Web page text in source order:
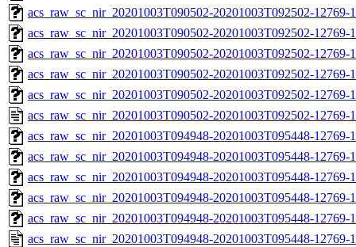
acs_raw_sc_nir_20201003T090502-20201003T092502-
acs_raw_sc_nir_20201003T090502-20201003T092502-12769-
acs_raw_sc_nir_20201003T090502-20201003T092502-12769-
acs_raw_sc_nir_20201003T090502-20201003T092502-12769-
acs_raw_sc_nir_20201003T090502-20201003T092502-12769-
acs_raw_sc_nir_20201003T090502-20201003T092502-12769-
acs_raw_sc_nir_20201003T094948-20201003T095448-12769-
acs_raw_sc_nir_20201003T094948-20201003T095448-12769-
acs_raw_sc_nir_20201003T094948-20201003T095448-12769-
acs_raw_sc_nir_20201003T094948-20201003T095448-12769-
acs_raw_sc_nir_20201003T094948-20201003T095448-12769-
acs_raw_sc_nir_20201003T094948-20201003T095448-12769-